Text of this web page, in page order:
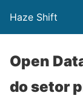
Haze Shift
Open
do setor